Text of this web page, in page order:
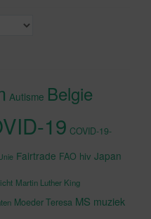
Autisme Belgie
19 COVID-19-
Fairtrade FAO hiv Japan
Martin Luther King
Moeder Teresa MS muziek